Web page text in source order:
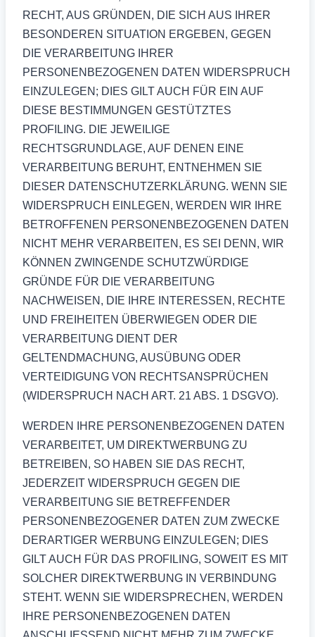
RECHT, AUS GRÜNDEN, DIE SICH AUS IHRER
BESONDEREN SITUATION ERGEBEN, GEGEN
DIE VERARBEITUNG IHRER
PERSONENBEZOGENEN DATEN WIDERSPRUCH
EINZULEGEN; DIES GILT AUCH FÜR EIN AUF
DIESE BESTIMMUNGEN GESTÜTZTES
PROFILING. DIE JEWEILIGE
RECHTSGRUNDLAGE, AUF DENEN EINE
VERARBEITUNG BERUHT, ENTNEHMEN SIE
DIESER DATENSCHUTZERKLÄRUNG. WENN SIE
WIDERSPRUCH EINLEGEN, WERDEN WIR IHRE
BETROFFENEN PERSONENBEZOGENEN DATEN
NICHT MEHR VERARBEITEN, ES SEI DENN, WIR
KÖNNEN ZWINGENDE SCHUTZWÜRDIGE
GRÜNDE FÜR DIE VERARBEITUNG
NACHWEISEN, DIE IHRE INTERESSEN, RECHTE
UND FREIHEITEN ÜBERWIEGEN ODER DIE
VERARBEITUNG DIENT DER
GELTENDMACHUNG, AUSÜBUNG ODER
VERTEIDIGUNG VON RECHTSANSPRÜCHEN
(WIDERSPRUCH NACH ART. 21 ABS. 1 DSGVO).
WERDEN IHRE PERSONENBEZOGENEN DATEN
VERARBEITET, UM DIREKTWERBUNG ZU
BETREIBEN, SO HABEN SIE DAS RECHT,
JEDERZEIT WIDERSPRUCH GEGEN DIE
VERARBEITUNG SIE BETREFFENDER
PERSONENBEZOGENER DATEN ZUM ZWECKE
DERARTIGER WERBUNG EINZULEGEN; DIES
GILT AUCH FÜR DAS PROFILING, SOWEIT ES MIT
SOLCHER DIREKTWERBUNG IN VERBINDUNG
STEHT. WENN SIE WIDERSPRECHEN, WERDEN
IHRE PERSONENBEZOGENEN DATEN